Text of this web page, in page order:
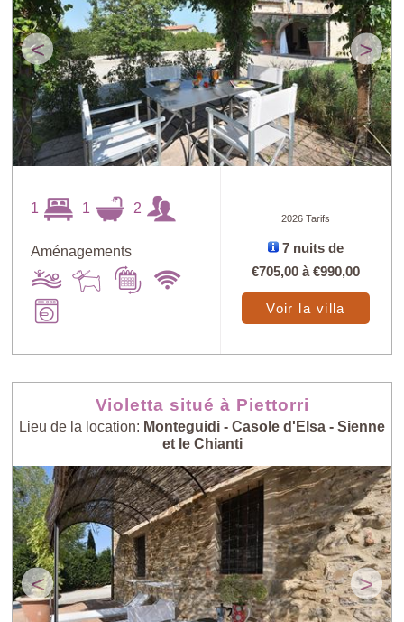
< >
1 1 2
Aménagements
2026 Tarifs
7 nuits de
€705,00 à€990,00
Voir la villa
Violetta situé à Piettorri
Lieu de la location: Monteguidi - Casole d'Elsa - Sienne
et le Chianti
< >